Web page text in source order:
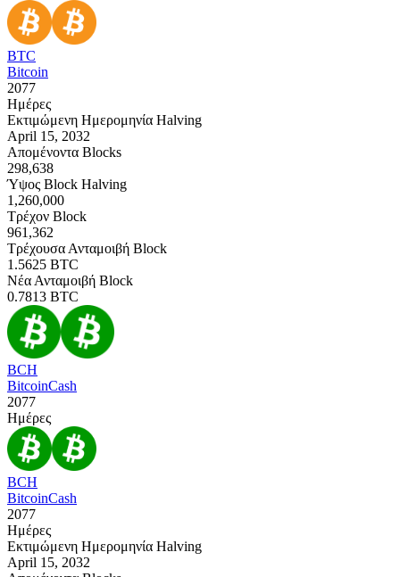
BTC
Bitcoin
2077
Ημέρες
Εκτιμώμενη Ημερομηνία Halving
April 15, 2032
Απομένοντα Blocks
298,638
Ύψος Block Halving
1,260,000
Τρέχον Block
961,362
Τρέχουσα Ανταμοιβή Block
1.5625 BTC
Νέα Ανταμοιβή Block
0.7813 BTC
BCH
BitcoinCash
2077
Ημέρες
BCH
BitcoinCash
2077
Ημέρες
Εκτιμώμενη Ημερομηνία Halving
April 15, 2032